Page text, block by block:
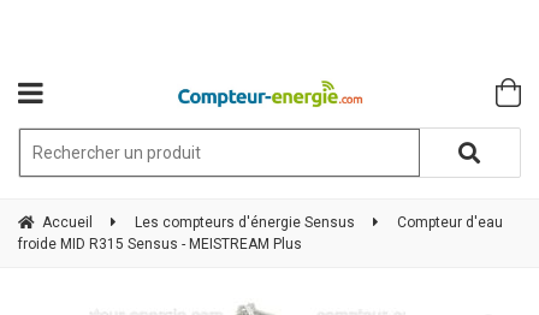
Accueil Les compteurs d'énergie Sensus
Compteur d'eau
froide MID R315 Sensus - MEISTREAM Plus